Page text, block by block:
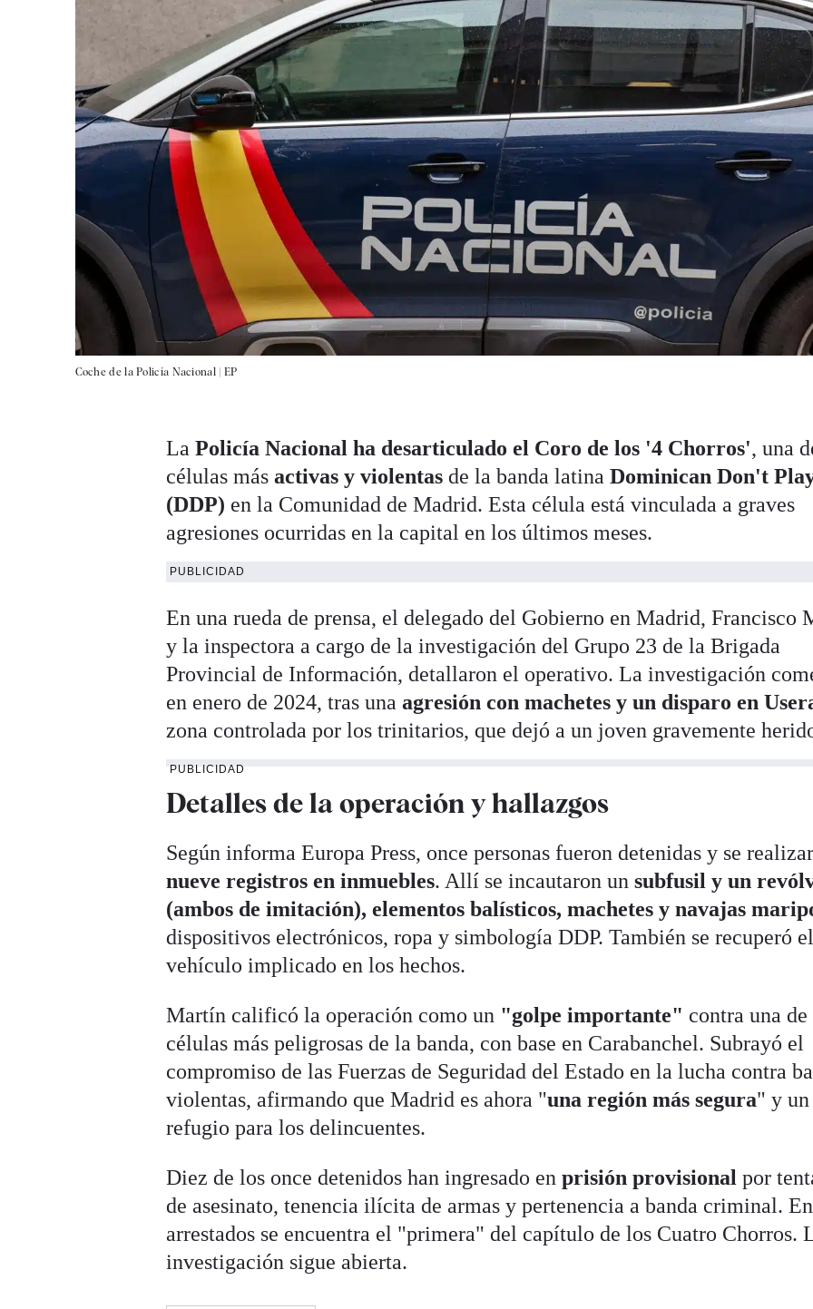
Coche de la Policía Nacional | EP
LaPolicía Nacional ha desarticulado el Coro de los '4 Chorros', una
células másactivas y violentas de la banda latinaDominican Don't
(DDP) en la Comunidad de Madrid. Esta célula está vinculada a graves
agresiones ocurridas en la capital en los últimos meses.
PUBLICIDAD
En una rueda de prensa, el delegado del Gobierno en Madrid, Francisco
y la inspectora a cargo de la investigación del Grupo 23 de la Brigada
Provincial de Información, detallaron el operativo. La investigación
en enero de 2024, tras unaagresión con machetes y un disparo en
zona controlada por los trinitarios, que dejó a un joven gravemente
PUBLICIDAD
Detalles de la operación y hallazgos
Según informa Europa Press, once personas fueron detenidas y se
nueve registros en inmuebles. Allí se incautaron unsubfusil y un
(ambos de imitación), elementos balísticos, machetes y navajas
dispositivos electrónicos, ropa y simbología DDP. También se recuperó el
vehículo implicado en los hechos.
Martín calificó la operación como un "golpe importante" contra una de
células más peligrosas de la banda, con base en Carabanchel. Subrayó el
compromiso de las Fuerzas de Seguridad del Estado en la lucha contra
violentas, afirmando que Madrid es ahora "una región más segura" y
refugio para los delincuentes.
Diez de los once detenidos han ingresado enprisión provisional por
de asesinato, tenencia ilícita de armas y pertenencia a banda criminal.
arrestados se encuentra el "primera" del capítulo de los Cuatro Chorros.
investigación sigue abierta.